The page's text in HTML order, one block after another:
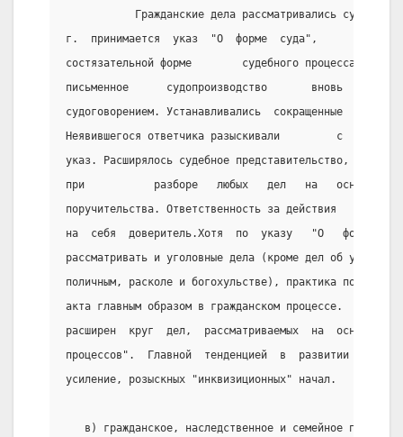
Гражданские дела рассматривались судами в
г.  принимается  указ  "О  форме  суда",
состязательной форме        судебного процесса.
письменное      судопроизводство       вновь
судоговорением. Устанавливались  сокращенные
Неявившегося ответчика разыскивали         с
указ. Расширялось судебное представительство,
при           разборе   любых   дел   на   основании
поручительства. Ответственность за действия
на  себя  доверитель.Хотя  по  указу   "О   форме
рассматривать и уголовные дела (кроме дел об
поличным, расколе и богохульстве), практика пошла по
акта главным образом в гражданском процессе.  Уже
расширен  круг  дел,  рассматриваемых  на  основе
процессов".  Главной  тенденцией  в  развитии
усиление, розыскных "инквизиционных" начал.
   в) гражданское, наследственное и семейное право